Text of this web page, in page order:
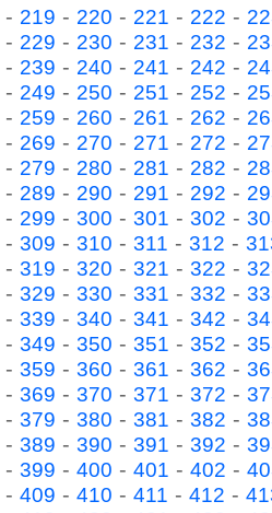
- 219 - 220 - 221 - 222 -
- 229 - 230 - 231 - 232 -
- 239 - 240 - 241 - 242 -
- 249 - 250 - 251 - 252 -
- 259 - 260 - 261 - 262 -
- 269 - 270 - 271 - 272 -
- 279 - 280 - 281 - 282 -
- 289 - 290 - 291 - 292 -
- 299 - 300 - 301 - 302 -
- 309 - 310 - 311 - 312 -
- 319 - 320 - 321 - 322 -
- 329 - 330 - 331 - 332 -
- 339 - 340 - 341 - 342 -
- 349 - 350 - 351 - 352 -
- 359 - 360 - 361 - 362 -
- 369 - 370 - 371 - 372 -
- 379 - 380 - 381 - 382 -
- 389 - 390 - 391 - 392 -
- 399 - 400 - 401 - 402 -
- 409 - 410 - 411 - 412 -